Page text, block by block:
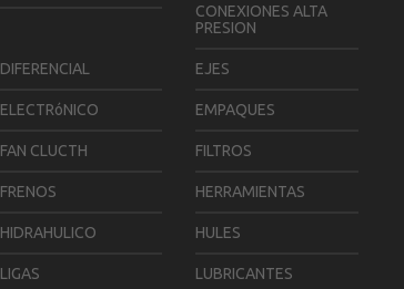
CONEXIONES ALTA
PRESION
DIFERENCIAL EJES
ELECTRóNICO EMPAQUES
FAN CLUCTH FILTROS
FRENOS HERRAMIENTAS
HIDRAHULICO HULES
LIGAS LUBRICANTES